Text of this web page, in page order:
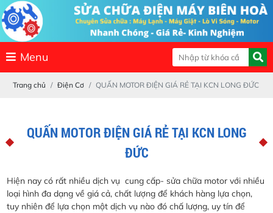
Menu
Trang chủ Điện Cơ QUẤN MOTOR ĐIỆN GIÁ RẺ TẠI KCN LONG ĐỨC
QUẤN MOTOR ĐIỆN GIÁ RẺ TẠI KCN LONG
ĐỨC
Hiện nay có rất nhiều dịch vụ cung cấp- sửa chữa motor với nhiều
loại hình đa dạng về giá cả, chất lượng để khách hàng lựa chọn,
tuy nhiên để lựa chọn một dịch vụ nào đó chấ lượng, uy tín để